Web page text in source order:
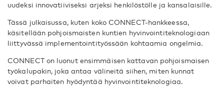
uudeksi innovatiiviseksi arjeksi henkilöstölle ja kansalaisille.
Tässä julkaisussa, kuten koko CONNECT-hankkeessa,
käsitellään pohjoismaisten kuntien hyvinvointiteknologiaan
liittyvässä implementointityössään kohtaamia ongelmia.
CONNECT on luonut ensimmäisen kattavan pohjoismaisen
työkalupakin, joka antaa välineitä siihen, miten kunnat
voivat parhaiten hyödyntää hyvinvointiteknologiaa.